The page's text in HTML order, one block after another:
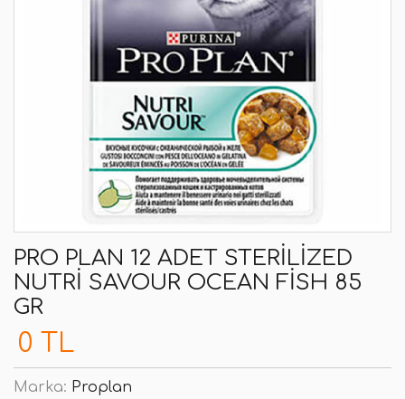
PRO PLAN 12 ADET STERILIZED
NUTRI SAVOUR OCEAN FISH 85
GR
0 TL
Marka: Proplan